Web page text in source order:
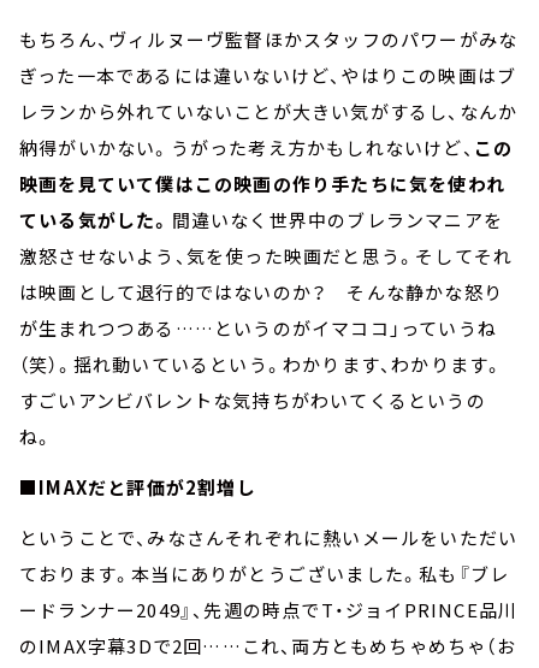
もちろん、ヴィルヌーヴ監督ほかスタッフのパワーがみな
ぎった一本であるには違いないけど、やはりこの映画はブ
レランから外れていないことが大きい気がするし、なんか
納得がいかない。うがった考え方かもしれないけど、 この
映画を見ていて僕はこの映画の作り手たちに気を使われ
ている気がした。 間違いなく世界中のブレランマニアを
激怒させないよう、気を使った映画だと思う。そしてそれ
は映画として退行的ではないのか？ そんな静かな怒り
が生まれつつある……というのがイマココ」っていうね
（笑）。揺れ動いているという。わかります、わかります。
すごいアンビバレントな気持ちがわいてくるというの
ね。
■IMAXだと評価が2割増し
ということで、みなさんそれぞれに熱いメールをいただい
ております。本当にありがとうございました。私も『ブレ
ードランナー2049』、先週の時点でT・ジョイPRINCE品川
のIMAX字幕3Dで2回……これ、両方ともめちゃめちゃ（お